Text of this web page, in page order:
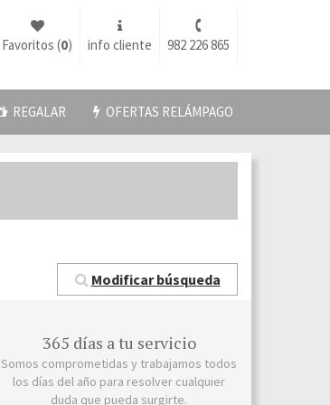
982 226 865
info cliente
Favoritos (0)
REGALAR OFERTAS RELÁMPAGO
Modificar búsqueda
365 días a tu servicio
Somos comprometidas y trabajamos todos
los días del año para resolver cualquier
duda que pueda surgirte.